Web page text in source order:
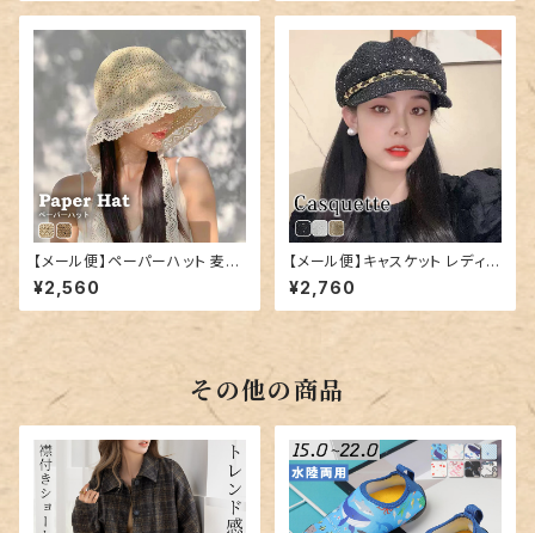
【メール便】ペーパーハット 麦わ
ら帽子 レディース つば広帽子
リボン／hat326
¥2,560
【メール便】キャスケット レディー
ス 帽子 キャップ ハット／hat32
7
¥2,760
その他の商品